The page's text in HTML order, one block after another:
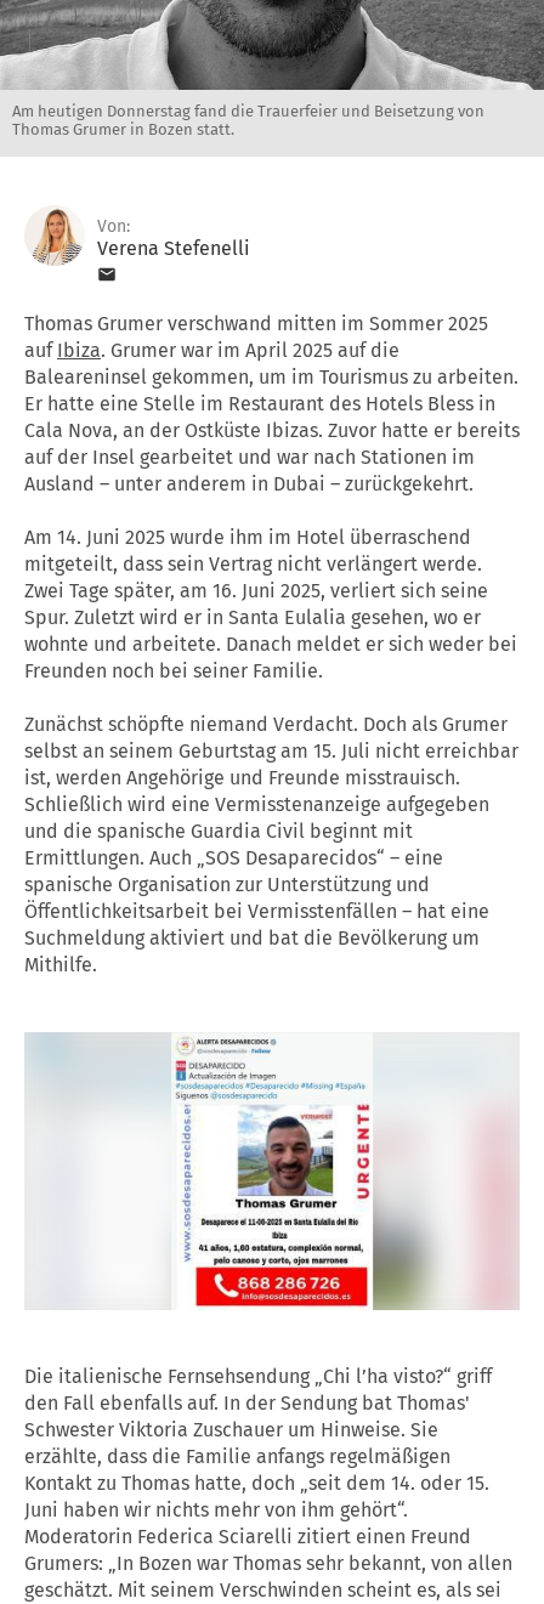
Am heutigen Donnerstag fand die Trauerfeier und Beisetzung von
Thomas Grumer in Bozen statt.
Von:
Verena Stefenelli
Thomas Grumer verschwand mitten im Sommer 2025
auf Ibiza. Grumer war im April 2025 auf die
Baleareninsel gekommen, um im Tourismus zu arbeiten.
Er hatte eine Stelle im Restaurant des Hotels Bless in
Cala Nova, an der Ostküste Ibizas. Zuvor hatte er bereits
auf der Insel gearbeitet und war nach Stationen im
Ausland – unter anderem in Dubai – zurückgekehrt.
Am 14. Juni 2025 wurde ihm im Hotel überraschend
mitgeteilt, dass sein Vertrag nicht verlängert werde.
Zwei Tage später, am 16. Juni 2025, verliert sich seine
Spur. Zuletzt wird er in Santa Eulalia gesehen, wo er
wohnte und arbeitete. Danach meldet er sich weder bei
Freunden noch bei seiner Familie.
Zunächst schöpfte niemand Verdacht. Doch als Grumer
selbst an seinem Geburtstag am 15. Juli nicht erreichbar
ist, werden Angehörige und Freunde misstrauisch.
Schließlich wird eine Vermisstenanzeige aufgegeben
und die spanische Guardia Civil beginnt mit
Ermittlungen. Auch „SOS Desaparecidos“ – eine
spanische Organisation zur Unterstützung und
Öffentlichkeitsarbeit bei Vermisstenfällen – hat eine
Suchmeldung aktiviert und bat die Bevölkerung um
Mithilfe.
Die italienische Fernsehsendung „Chi l’ha visto?“ griff
den Fall ebenfalls auf. In der Sendung bat Thomas'
Schwester Viktoria Zuschauer um Hinweise. Sie
erzählte, dass die Familie anfangs regelmäßigen
Kontakt zu Thomas hatte, doch „seit dem 14. oder 15.
Juni haben wir nichts mehr von ihm gehört“.
Moderatorin Federica Sciarelli zitiert einen Freund
Grumers: „In Bozen war Thomas sehr bekannt, von allen
geschätzt. Mit seinem Verschwinden scheint es, als sei